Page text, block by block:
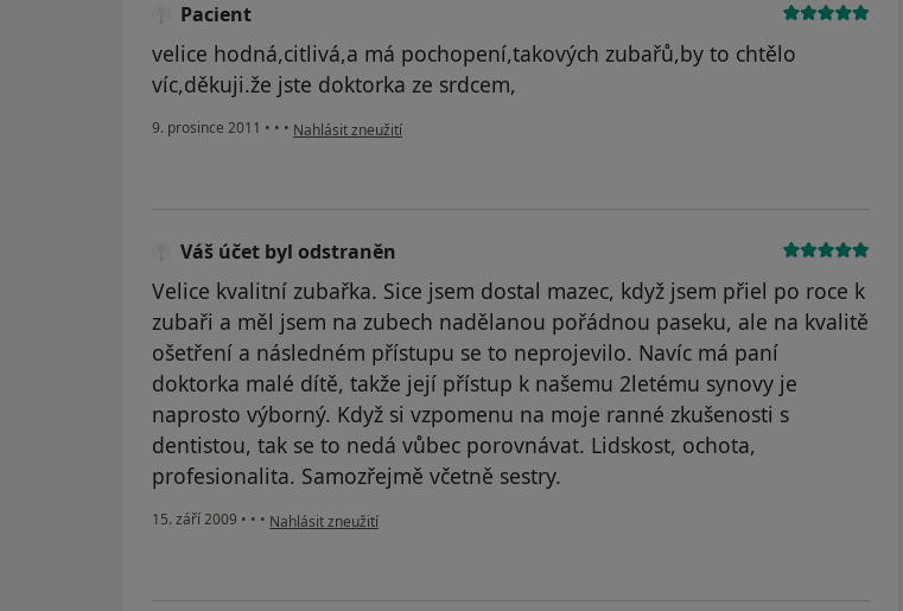
Pacient
velice hodná,citlivá,a má pochopení,takových zubařů,by to chtělo
víc,děkuji.že jste doktorka ze srdcem,
9. prosince 2011 • • • podle názoru uživatele Pacient
Nahlásit zneužití
Váš účet byl odstraněn
Velice kvalitní zubařka. Sice jsem dostal mazec, když jsem přiel po roce k
zubaři a měl jsem na zubech nadělanou pořádnou paseku, ale na kvalitě
ošetření a následném přístupu se to neprojevilo. Navíc má paní
doktorka malé dítě, takže její přístup k našemu 2letému synovy je
naprosto výborný. Když si vzpomenu na moje ranné zkušenosti s
dentistou, tak se to nedá vůbec porovnávat. Lidskost, ochota,
profesionalita. Samozřejmě včetně sestry.
15. září 2009 • • • podle názoru uživatele Váš účet byl odstraněn
Nahlásit zneužití